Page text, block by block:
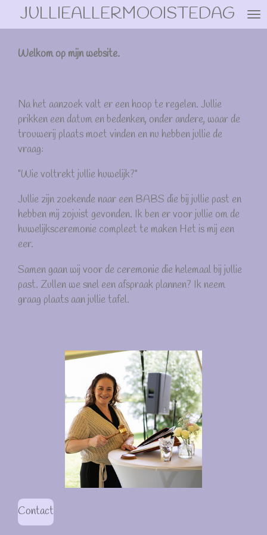
direct
JULLIEALLERMOOISTEDAG
Welkom op mijn website.
Na het aanzoek valt er een hoop te regelen. Jullie
prikken een datum en bedenken, onder andere, waar de
trouwerij plaats moet vinden en nu hebben jullie de
vraag:
"Wie voltrekt jullie huwelijk?"
Jullie zijn zoekende naar een BABS die bij jullie past en
hebben mij zojuist gevonden. Ik ben er voor jullie om de
huwelijksceremonie compleet te maken Het is mij een
eer.
Samen gaan wij voor de ceremonie die helemaal bij jullie
past. Zullen we snel een afspraak plannen? Ik neem
graag plaats aan jullie tafel.
Contact